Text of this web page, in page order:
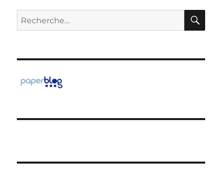
Recherche
pour :